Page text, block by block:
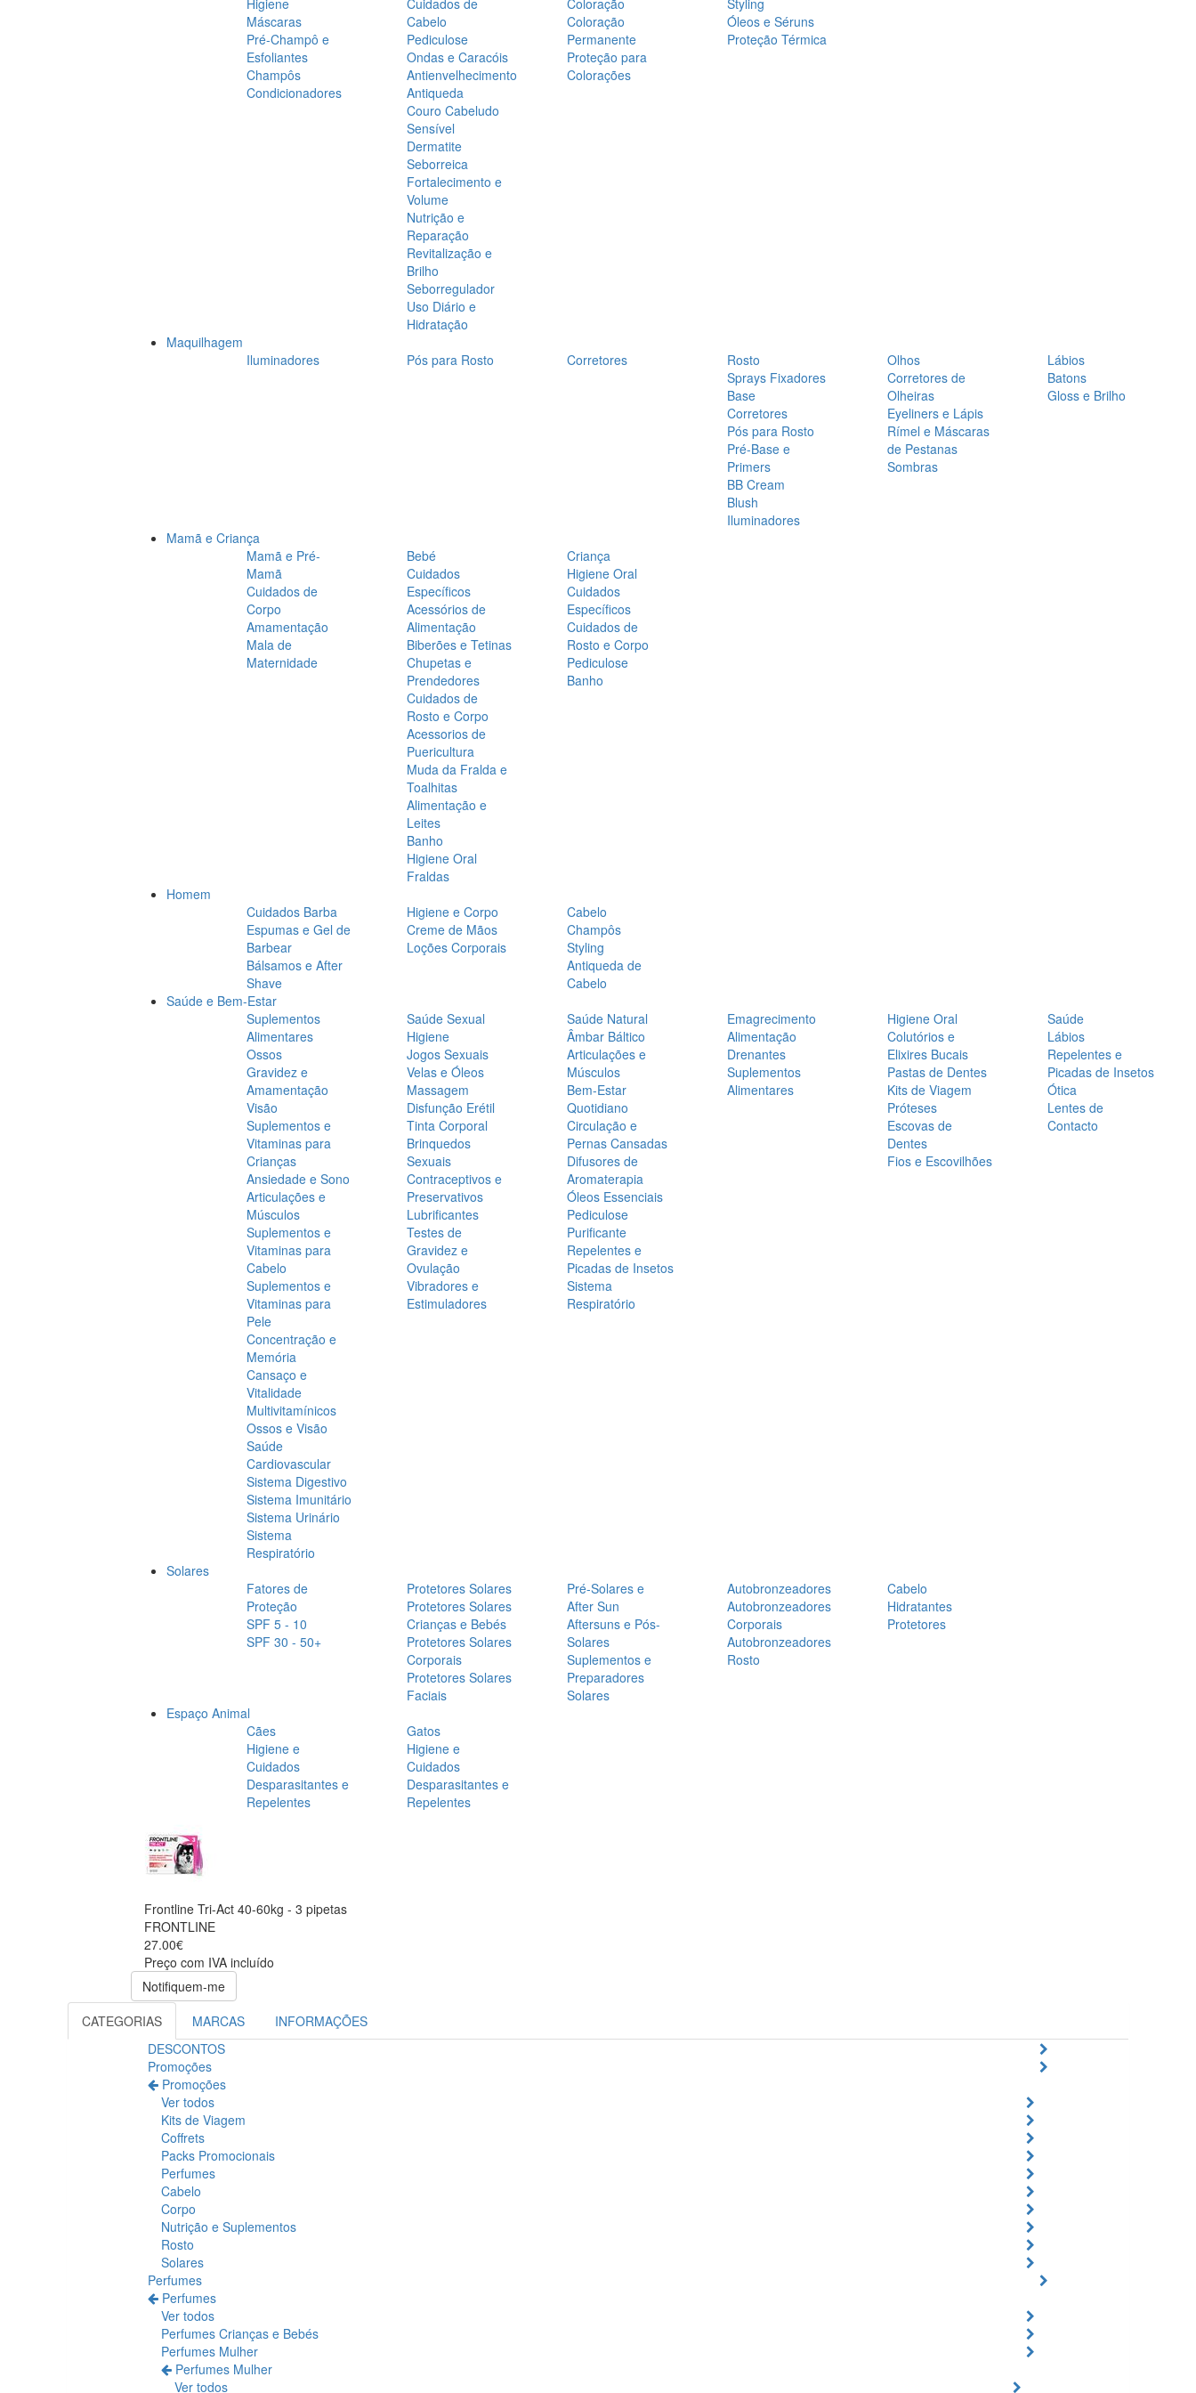
Higiene
Máscaras
Pré-Champô e
Esfoliantes
Champôs
Condicionadores
Cuidados de
Cabelo
Pediculose
Ondas e Caracóis
Antienvelhecimento
Antiqueda
Couro Cabeludo
Sensível
Dermatite
Seborreica
Fortalecimento e
Volume
Nutrição e
Reparação
Revitalização e
Brilho
Seborregulador
Uso Diário e
Hidratação
Coloração
Coloração
Permanente
Proteção para
Colorações
Styling
Óleos e Séruns
Proteção Térmica
Maquilhagem
Iluminadores
Pós para Rosto Corretores
Rosto
Sprays Fixadores
Base
Corretores
Pós para Rosto
Pré-Base e
Primers
BB Cream
Blush
Iluminadores
Olhos
Corretores de
Olheiras
Eyeliners e Lápis
Rímel e Máscaras
de Pestanas
Sombras
Lábios
Batons
Gloss e Brilho
Mamã e Criança
Mamã e Pré-
Mamã
Cuidados de
Corpo
Amamentação
Mala de
Maternidade
Bebé
Cuidados
Específicos
Acessórios de
Alimentação
Biberões e Tetinas
Chupetas e
Prendedores
Cuidados de
Rosto e Corpo
Acessorios de
Puericultura
Muda da Fralda e
Toalhitas
Alimentação e
Leites
Banho
Higiene Oral
Fraldas
Criança
Higiene Oral
Cuidados
Específicos
Cuidados de
Rosto e Corpo
Pediculose
Banho
Homem
Cuidados Barba
Espumas e Gel de
Barbear
Bálsamos e After
Shave
Higiene e Corpo
Creme de Mãos
Loções Corporais
Cabelo
Champôs
Styling
Antiqueda de
Cabelo
Saúde e Bem-Estar
Suplementos
Alimentares
Ossos
Gravidez e
Amamentação
Visão
Suplementos e
Vitaminas para
Crianças
Ansiedade e Sono
Articulações e
Músculos
Suplementos e
Vitaminas para
Cabelo
Suplementos e
Vitaminas para
Pele
Concentração e
Memória
Cansaço e
Vitalidade
Multivitamínicos
Ossos e Visão
Saúde
Cardiovascular
Sistema Digestivo
Sistema Imunitário
Sistema Urinário
Sistema
Respiratório
Saúde Sexual
Higiene
Jogos Sexuais
Velas e Óleos
Massagem
Disfunção Erétil
Tinta Corporal
Brinquedos
Sexuais
Contraceptivos e
Preservativos
Lubrificantes
Testes de
Gravidez e
Ovulação
Vibradores e
Estimuladores
Saúde Natural
Âmbar Báltico
Articulações e
Músculos
Bem-Estar
Quotidiano
Circulação e
Pernas Cansadas
Difusores de
Aromaterapia
Óleos Essenciais
Pediculose
Purificante
Repelentes e
Picadas de Insetos
Sistema
Respiratório
Emagrecimento
Alimentação
Drenantes
Suplementos
Alimentares
Higiene Oral
Colutórios e
Elixires Bucais
Pastas de Dentes
Kits de Viagem
Próteses
Escovas de
Dentes
Fios e Escovilhões
Saúde
Lábios
Repelentes e
Picadas de Insetos
Ótica
Lentes de
Contacto
Solares
Fatores de
Proteção
SPF 5 - 10
SPF 30 - 50+
Protetores Solares
Protetores Solares
Crianças e Bebés
Protetores Solares
Corporais
Protetores Solares
Faciais
Pré-Solares e
After Sun
Aftersuns e Pós-
Solares
Suplementos e
Preparadores
Solares
Autobronzeadores
Autobronzeadores
Corporais
Autobronzeadores
Rosto
Cabelo
Hidratantes
Protetores
Espaço Animal
Cães
Higiene e
Cuidados
Desparasitantes e
Repelentes
Gatos
Higiene e
Cuidados
Desparasitantes e
Repelentes
Frontline Tri-Act 40-60kg - 3 pipetas
FRONTLINE
27.00€
Preço com IVA incluído
Notifiquem-me
CATEGORIAS
MARCAS
INFORMAÇÕES
DESCONTOS
Promoções
Promoções
Ver todos
Kits de Viagem
Coffrets
Packs Promocionais
Perfumes
Cabelo
Corpo
Nutrição e Suplementos
Rosto
Solares
Perfumes
Perfumes
Ver todos
Perfumes Crianças e Bebés
Perfumes Mulher
Perfumes Mulher
Ver todos